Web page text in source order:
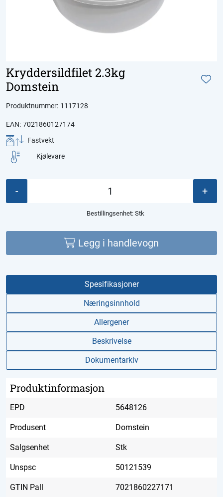
Kryddersildfilet 2.3kg
Domstein
Produktnummer: 1117128
EAN: 7021860127174
Fastvekt
Kjølevare
- +
Bestillingsenhet: Stk
Legg i handlevogn
Spesifikasjoner
Næringsinnhold
Allergener
Beskrivelse
Dokumentarkiv
Produktinformasjon
EPD 5648126
Produsent Domstein
Salgsenhet Stk
Unspsc 50121539
GTIN Pall 7021860227171